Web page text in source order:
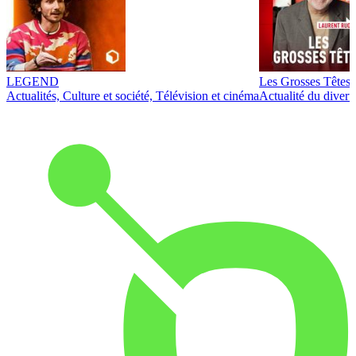
LEGEND
Actualités, Culture et société, Télévision et cinéma
Les Grosses Têtes
Actualité du